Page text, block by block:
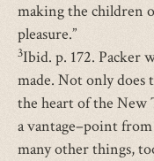
making the children
pleasure.”
3Ibid. p. 172. Packer
made. Not only
the heart of the New
a vantage–point
many other things,